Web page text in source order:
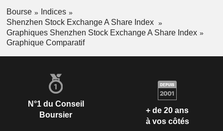
Bourse
Indices
Shenzhen Stock Exchange A Share Index
Graphiques Shenzhen Stock Exchange A Share Index
Graphique Comparatif
N°1 du Conseil
Boursier
+ de 20 ans
à vos côtés